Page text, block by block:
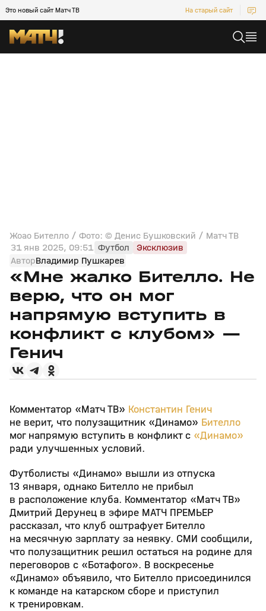
Это новый сайт Матч ТВ На старый сайт
Жоао Бителло / Фото: © Денис Бушковский / Матч ТВ
31 янв 2025, 09:51 Футбол
Эксклюзив
АвторВладимир Пушкарев
«Мне жалко Бителло. Не
верю, что он мог
напрямую вступить в
конфликт с клубом» —
Генич
Комментатор «Матч ТВ» Константин Генич
не верит, что полузащитник «Динамо» Бителло
мог напрямую вступить в конфликт с «Динамо»
ради улучшенных условий.
Футболисты «Динамо» вышли из отпуска
13 января, однако Бителло не прибыл
в расположение клуба. Комментатор «Матч ТВ»
Дмитрий Дерунец в эфире МАТЧ ПРЕМЬЕР
рассказал, что клуб оштрафует Бителло
на месячную зарплату за неявку. СМИ сообщили,
что полузащитник решил остаться на родине для
переговоров с «Ботафого». В воскресенье
«Динамо» объявило, что Бителло присоединился
к команде на катарском сборе и приступил
к тренировкам.